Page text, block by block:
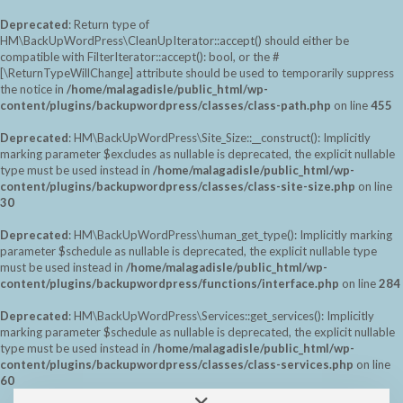
Deprecated: Return type of
HM\BackUpWordPress\CleanUpIterator::accept() should either be
compatible with FilterIterator::accept(): bool, or the #
[\ReturnTypeWillChange] attribute should be used to temporarily suppress
the notice in /home/malagadisle/public_html/wp-
content/plugins/backupwordpress/classes/class-path.php on line455
Deprecated: HM\BackUpWordPress\Site_Size::__construct(): Implicitly
marking parameter $excludes as nullable is deprecated, the explicit nullable
type must be used instead in /home/malagadisle/public_html/wp-
content/plugins/backupwordpress/classes/class-site-size.php on line
30
Deprecated: HM\BackUpWordPress\human_get_type(): Implicitly marking
parameter $schedule as nullable is deprecated, the explicit nullable type
must be used instead in /home/malagadisle/public_html/wp-
content/plugins/backupwordpress/functions/interface.php on line284
Deprecated: HM\BackUpWordPress\Services::get_services(): Implicitly
marking parameter $schedule as nullable is deprecated, the explicit nullable
type must be used instead in /home/malagadisle/public_html/wp-
content/plugins/backupwordpress/classes/class-services.php on line
60